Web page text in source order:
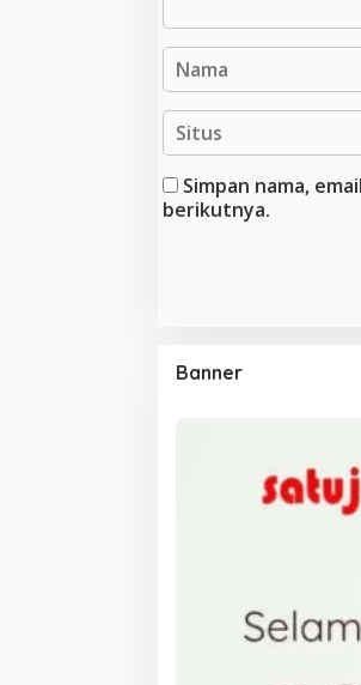
Simpan nama,
berikutnya.
Banner